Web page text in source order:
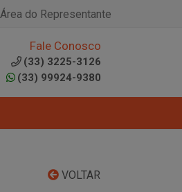
Área do Representante
Fale Conosco
(33) 3225-3126
(33) 99924-9380
VOLTAR